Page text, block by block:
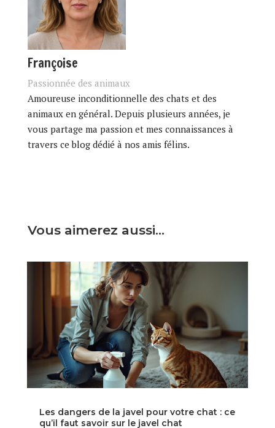
Françoise
Passionnée des animaux
Amoureuse inconditionnelle des chats et des
animaux en général. Depuis plusieurs années, je
vous partage ma passion et mes connaissances à
travers ce blog dédié à nos amis félins.
Vous aimerez aussi…
Les dangers de la javel pour votre chat : ce
qu’il faut savoir sur le javel chat